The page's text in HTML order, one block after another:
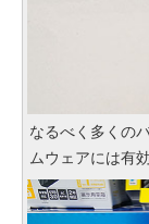
なるべく多くの
ムウェアには有